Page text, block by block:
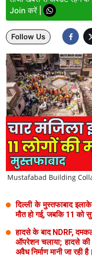
Lifestyle
Health
Development
Career
Literature
Tour & Travel
History Speaks
About Us
Join करें |
Follow Us
Mustafabad Building
दिल्ली के मुस्तफाबाद
मौत हो गई, जबकि 11 को
हादसे के बाद NDRF,
ऑपरेशन चलाया; हादसे की
अवैध निर्माण मानी जा रही है।